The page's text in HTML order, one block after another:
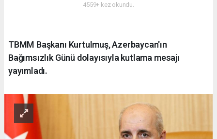
4559+ kez okundu.
TBMM Başkanı Kurtulmuş, Azerbaycan'ın
Bağımsızlık Günü dolayısıyla kutlama mesajı
yayımladı.